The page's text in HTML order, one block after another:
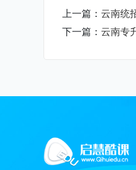
上一篇： 云南统
下一篇： 云南专